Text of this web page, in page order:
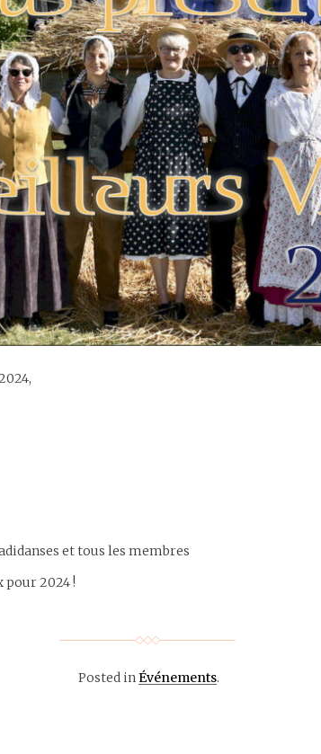
et tous les membres
2024 !
Posted in Événements.